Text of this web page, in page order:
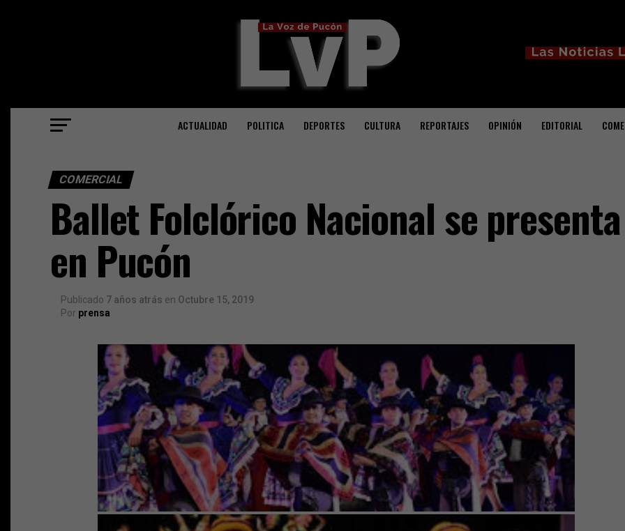
ACTUALIDAD POLITICA DEPORTES CULTURA REPORTAJES OPINIÓN EDITORIAL
COMERCIAL
Ballet Folclórico Nacional se presenta
en Pucón
Publicado 7 años atrás en Octubre 15, 2019
Por prensa